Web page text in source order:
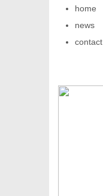
home
news
contact